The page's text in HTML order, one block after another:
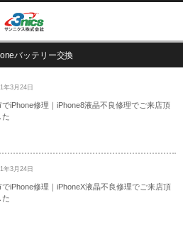
バッテリー交換
年3月24日
でiPhone修理｜iPhone8液晶不良修理でご来店頂
た
年3月24日
でiPhone修理｜iPhoneX液晶不良修理でご来店頂
た